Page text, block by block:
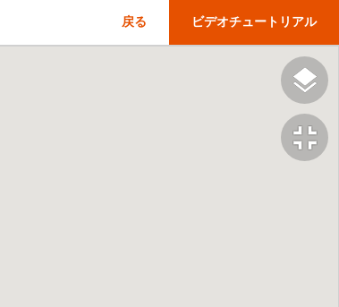
ビデオチュートリアル
戻る
fullscreen_exit